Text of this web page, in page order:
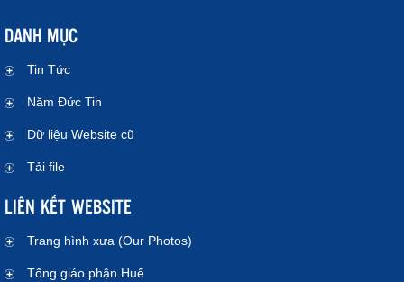
DANH MỤC
Tin Tức
Năm Đức Tin
Dữ liệu Website cũ
Tải file
LIÊN KẾT WEBSITE
Trang hình xưa (Our Photos)
Tổng giáo phận Huế